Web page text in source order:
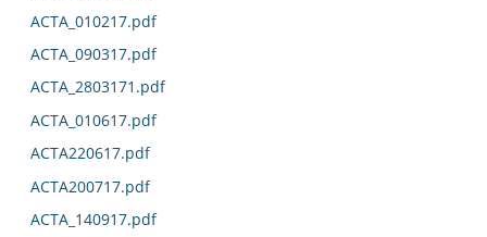
ACTA_010217.pdf
ACTA_090317.pdf
ACTA_2803171.pdf
ACTA_010617.pdf
ACTA220617.pdf
ACTA200717.pdf
ACTA_140917.pdf